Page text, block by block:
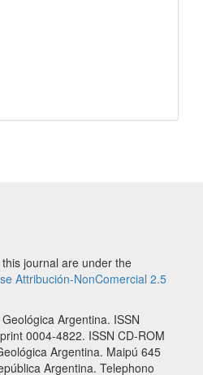
journal are under the
Attribución-NonComercial 2.5
Argentina. ISSN
0004-4822. ISSN CD-ROM
Argentina. Maipú 645
Argentina. Telephono